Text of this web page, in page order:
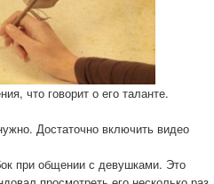
что говорит о его таланте.
Достаточно включить видео
при общении с девушками. Это